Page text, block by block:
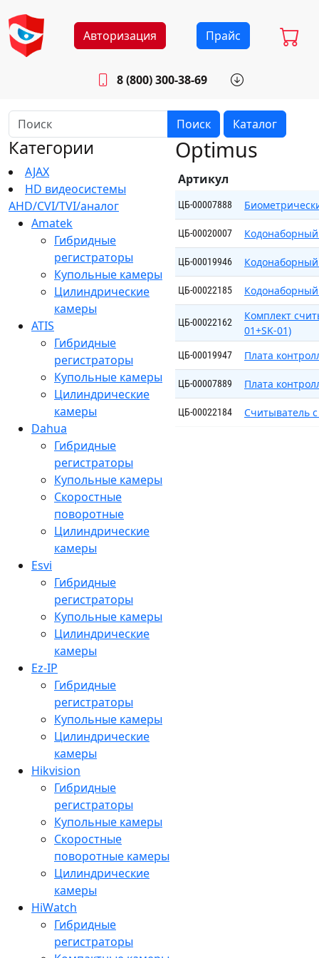
Авторизация Прайс
8 (800) 300-38-69
Будни: 8.30 - 17.00
Поиск Каталог
Категории
AJAX
HD видеосистемы
AHD/CVI/TVI/аналог
Amatek
Гибридные
регистраторы
Купольные камеры
Цилиндрические
камеры
ATIS
Гибридные
регистраторы
Купольные камеры
Цилиндрические
камеры
Dahua
Гибридные
регистраторы
Купольные камеры
Скоростные
поворотные
Цилиндрические
камеры
Esvi
Гибридные
регистраторы
Купольные камеры
Цилиндрические
камеры
Ez-IP
Гибридные
регистраторы
Купольные камеры
Цилиндрические
камеры
Hikvision
Гибридные
регистраторы
Купольные камеры
Скоростные
поворотные камеры
Цилиндрические
камеры
HiWatch
Гибридные
регистраторы
Optimus
Артикул
ЦБ-00007888
ЦБ-00020007 Кодонаборный
ЦБ-00019946 Кодонаборный
ЦБ-00022185 Кодонаборный
ЦБ-00022162
Комплект
01+SK-01)
ЦБ-00019947 Плата
ЦБ-00007889 Плата
ЦБ-00022184 Считыватель